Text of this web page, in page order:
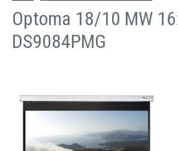
Optoma 18/10 MW
DS9084PMG